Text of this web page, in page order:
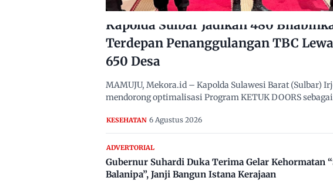
Kapolda Sulbar Jadikan 480
Terdepan Penanggulangan TBC
650 Desa
MAMUJU, Mekora.id – Kapolda Sulawesi Barat (Sulbar)
mendorong optimalisasi Program KETUK DOORS
KESEHATAN 6 Agustus 2026
ADVERTORIAL
Gubernur Suhardi Duka Terima Gelar Kehormatan
Balanipa”, Janji Bangun Istana Kerajaan